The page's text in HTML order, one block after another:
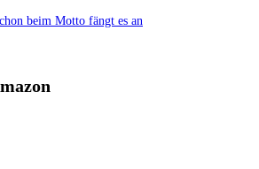
beim Mot­to fängt es an